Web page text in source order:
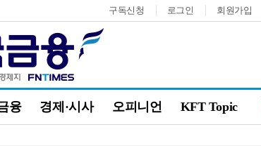
구독신청 로그인 회원가입
융 경제·시사 오피니언 KFT Topic